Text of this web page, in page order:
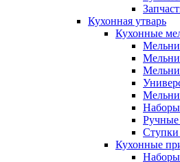
Кухонная утварь
Кухонные
Наборы
Ручные
Ступки
Кухонные